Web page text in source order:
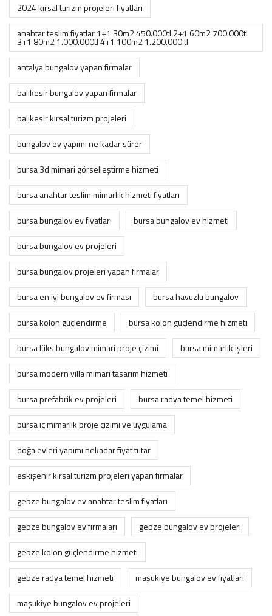
2024 kırsal turizm projeleri fiyatları
anahtar teslim fiyatlar 1+1 30m2 450.000tl 2+1 60m2 700.000tl
3+1 80m2 1.000.000tl 4+1 100m2 1.200.000 tl
antalya bungalov yapan firmalar
balıkesir bungalov yapan firmalar
balıkesir kırsal turizm projeleri
bungalov ev yapımı ne kadar sürer
bursa 3d mimari görselleştirme hizmeti
bursa anahtar teslim mimarlık hizmeti fiyatları
bursa bungalov ev fiyatları
bursa bungalov ev hizmeti
bursa bungalov ev projeleri
bursa bungalov projeleri yapan firmalar
bursa en iyi bungalov ev firması
bursa havuzlu bungalov
bursa kolon güçlendirme
bursa kolon güçlendirme hizmeti
bursa lüks bungalov mimari proje çizimi
bursa mimarlık i̇şleri
bursa modern villa mimari tasarım hizmeti
bursa prefabrik ev projeleri
bursa radya temel hizmeti
bursa i̇ç mimarlık proje çizimi ve uygulama
doğa evleri yapımı nekadar fiyat tutar
eskişehir kırsal turizm projeleri yapan firmalar
gebze bungalov ev anahtar teslim fiyatları
gebze bungalov ev firmaları
gebze bungalov ev projeleri
gebze kolon güçlendirme hizmeti
gebze radya temel hizmeti
maşukiye bungalov ev fiyatları
maşukiye bungalov ev projeleri